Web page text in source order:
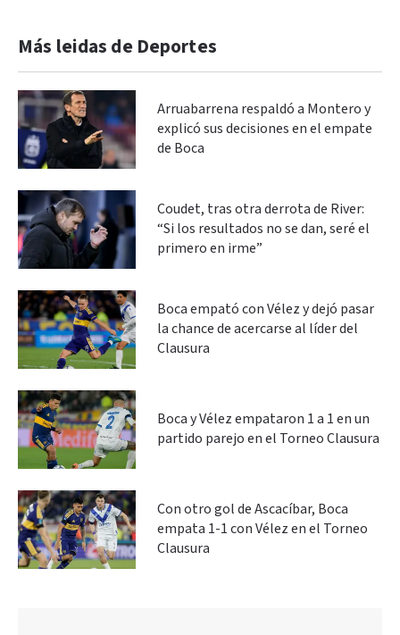
Más leidas de Deportes
Arruabarrena respaldó a Montero y
explicó sus decisiones en el empate
de Boca
Coudet, tras otra derrota de River:
“Si los resultados no se dan, seré el
primero en irme”
Boca empató con Vélez y dejó pasar
la chance de acercarse al líder del
Clausura
Boca y Vélez empataron 1 a 1 en un
partido parejo en el Torneo Clausura
Con otro gol de Ascacíbar, Boca
empata 1-1 con Vélez en el Torneo
Clausura